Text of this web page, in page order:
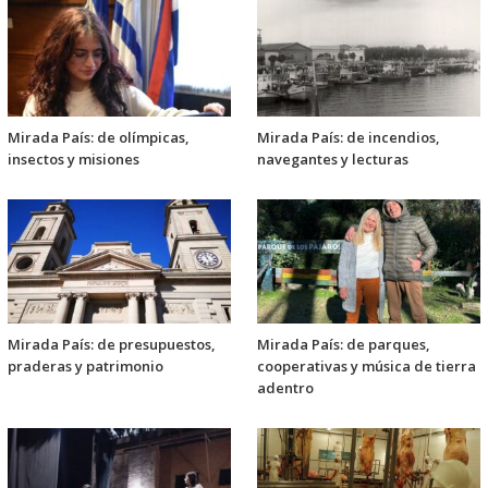
Mirada País: de olímpicas,
insectos y misiones
Mirada País: de incendios,
navegantes y lecturas
Mirada País: de presupuestos,
praderas y patrimonio
Mirada País: de parques,
cooperativas y música de tierra
adentro